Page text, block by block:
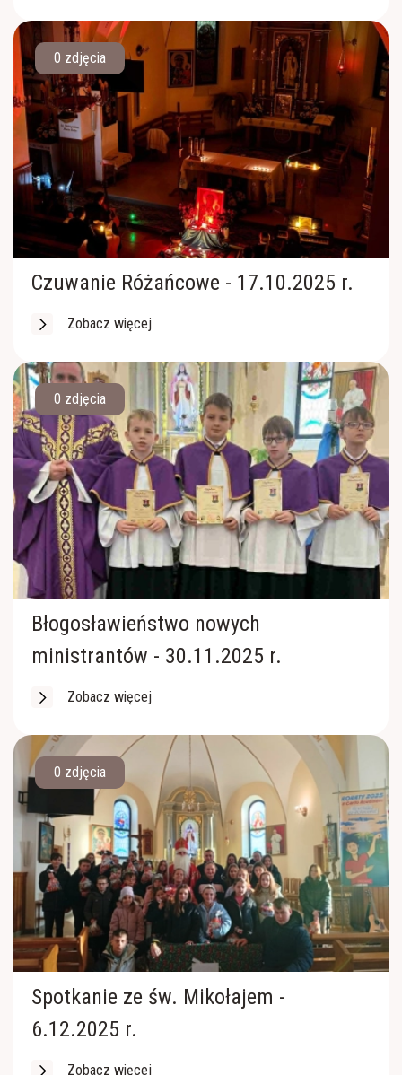
0 zdjęcia
Czuwanie Różańcowe - 17.10.2025 r.
Zobacz więcej
0 zdjęcia
Błogosławieństwo nowych
ministrantów - 30.11.2025 r.
Zobacz więcej
0 zdjęcia
Spotkanie ze św. Mikołajem -
6.12.2025 r.
Zobacz więcej